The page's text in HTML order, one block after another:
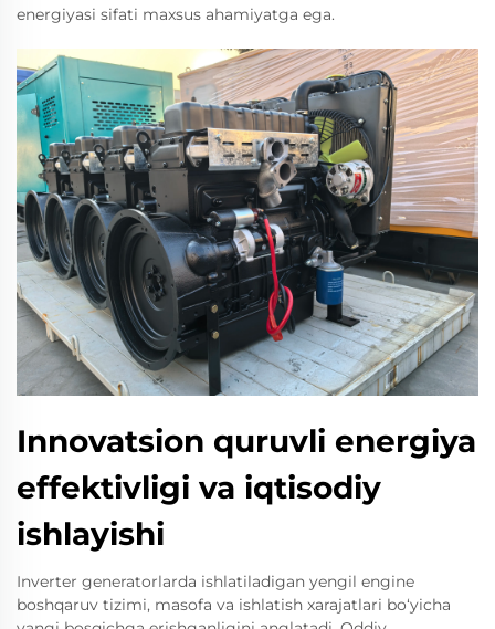
energiyasi sifati maxsus ahamiyatga ega.
Innovatsion quruvli energiya
effektivligi va iqtisodiy
ishlayishi
Inverter generatorlarda ishlatiladigan yengil engine
boshqaruv tizimi, masofa va ishlatish xarajatlari bo‘yicha